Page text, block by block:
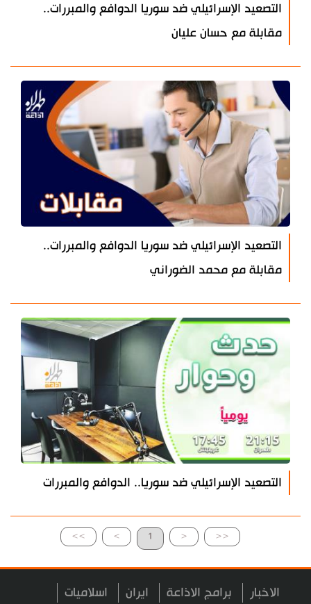
التصعيد الإسرائيلي ضد سوريا الدوافع والمبررات..
مقابلة مع حسان عليان
التصعيد الإسرائيلي ضد سوريا الدوافع والمبررات..
مقابلة مع محمد الضوراني
التصعيد الإسرائيلي ضد سوريا.. الدوافع والمبررات
>> > 1 < <<
الاخبار برامج الاذاعة ايران اسلاميات